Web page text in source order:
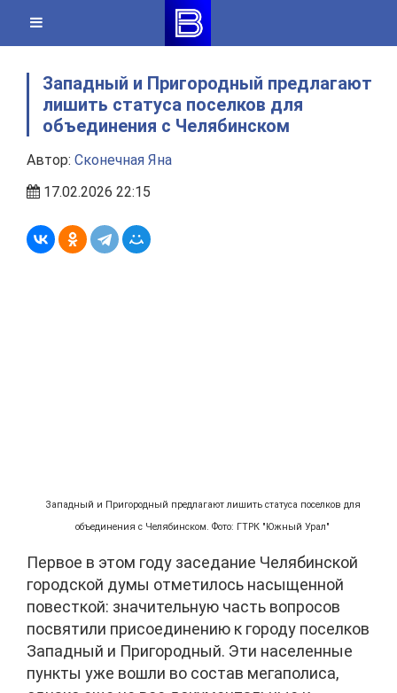
content
Западный и Пригородный предлагают
лишить статуса поселков для
объединения с Челябинском
Автор: Сконечная Яна
17.02.2026 22:15
Западный и Пригородный предлагают лишить статуса поселков для
объединения с Челябинском. Фото: ГТРК "Южный Урал"
Первое в этом году заседание Челябинской
городской думы отметилось насыщенной
повесткой: значительную часть вопросов
посвятили присоединению к городу поселков
Западный и Пригородный. Эти населенные
пункты уже вошли во состав мегаполиса,